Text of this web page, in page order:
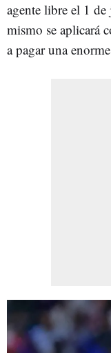
agente libre el 1
mismo se aplicará
a pagar una